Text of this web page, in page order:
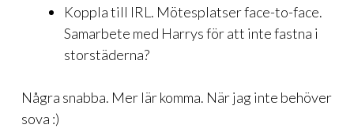
Koppla till IRL. Mötesplatser face-to-face.
Samarbete med Harrys för att inte fastna i
storstäderna?
Några snabba. Mer lär komma. När jag inte behöver
sova :)